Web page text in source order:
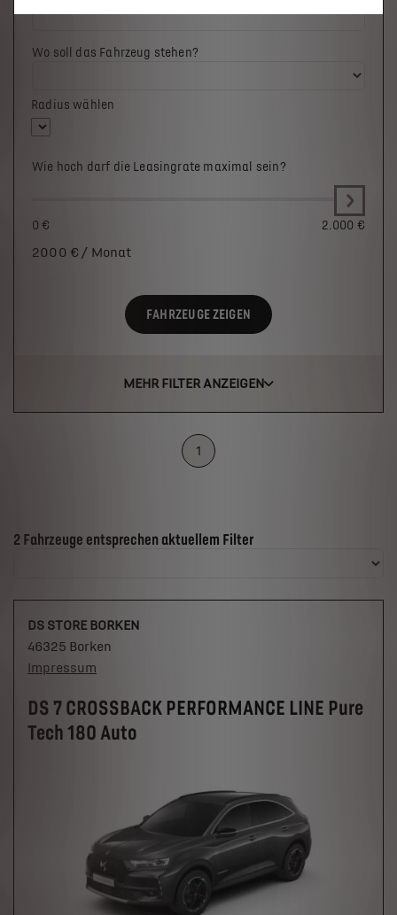
Wo soll das Fahrzeug stehen?
Radius wählen
Wie hoch darf die Leasingrate maximal sein?
0 € 2.000 €
2000 € / Monat
FAHRZEUGE ZEIGEN
MEHR FILTER ANZEIGEN
1
Suchergebnisse
2 Fahrzeuge entsprechen aktuellem Filter
DS 7 CROSSBACK PERFORMANCE LINE Pure
Tech 180 Auto
DS STORE BORKEN
46325 Borken
Impressum